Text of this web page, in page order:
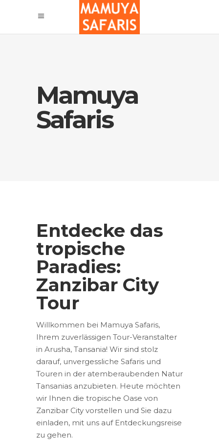
Mamuya
Safaris
Entdecke das
tropische
Paradies:
Zanzibar City
Tour
Willkommen bei Mamuya Safaris,
Ihrem zuverlässigen Tour-Veranstalter
in Arusha, Tansania! Wir sind stolz
darauf, unvergessliche Safaris und
Touren in der atemberaubenden Natur
Tansanias anzubieten. Heute möchten
wir Ihnen die tropische Oase von
Zanzibar City vorstellen und Sie dazu
einladen, mit uns auf Entdeckungsreise
zu gehen.